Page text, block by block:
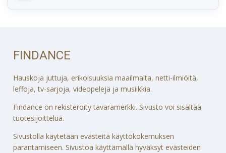
FINDANCE
Hauskoja juttuja, erikoisuuksia maailmalta, netti-ilmiöitä,
leffoja, tv-sarjoja, videopelejä ja musiikkia.
Findance on rekisteröity tavaramerkki. Sivusto voi sisältää
tuotesijoittelua.
Sivustolla käytetään evästeitä käyttökokemuksen
parantamiseen. Sivustoa käyttämällä hyväksyt evästeiden